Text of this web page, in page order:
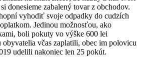
donesieme zabalený tovar z obchodov.
vyhodiť svoje odpadky do cudzích
Jedinou možnosťou, ako
boli pokuty vo výške 600 lei
včas zaplatili, obec im polovicu
udelili nakoniec len 25 pokút.